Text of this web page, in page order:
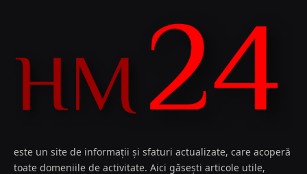
este un site de informații și sfaturi actualizate, care acoperă
toate domeniile de activitate. Aici găsești articole utile,